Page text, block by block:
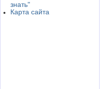
знать"
Карта сайта